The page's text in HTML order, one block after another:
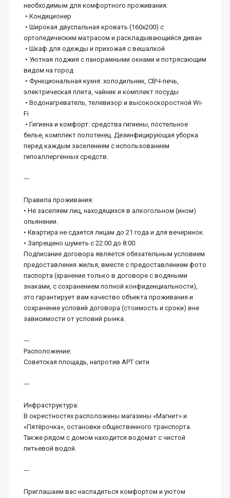
необходимым для комфортного проживания:
• Кондиционер
ортопедическим матрасом и раскладывающийся диван
• Шкаф для одежды и прихожая с вешалкой
видом на город
электрическая плита, чайник и комплект посуды
Fi
белье, комплект полотенец. Дезинфицирующая уборка
перед каждым заселением с использованием
гипоаллергенных средств.
---
Правила проживания:
• Не заселяем лиц, находящихся в алкогольном (ином)
опьянении.
• Квартира не сдается лицам до 21 года и для вечеринок.
• Запрещено шуметь с 22:00 до 8:00.
Подписание договора является обязательным условием
предоставления жилья, вместе с предоставлением фото
паспорта (хранение только в договоре с водяными
знаками, с сохранением полной конфиденциальности),
это гарантирует вам качество объекта проживания и
сохранение условий договора (стоимость и сроки) вне
зависимости от условий рынка.
---
Расположение:
Советская площадь, напротив АРТ сити
---
Инфраструктура:
В окрестностях расположены магазины «Магнит» и
«Пятёрочка», остановки общественного транспорта.
Также рядом с домом находится водомат с чистой
питьевой водой.
---
Приглашаем вас насладиться комфортом и уютом